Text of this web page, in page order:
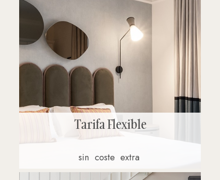
Tarifa Flexible
sin coste extra